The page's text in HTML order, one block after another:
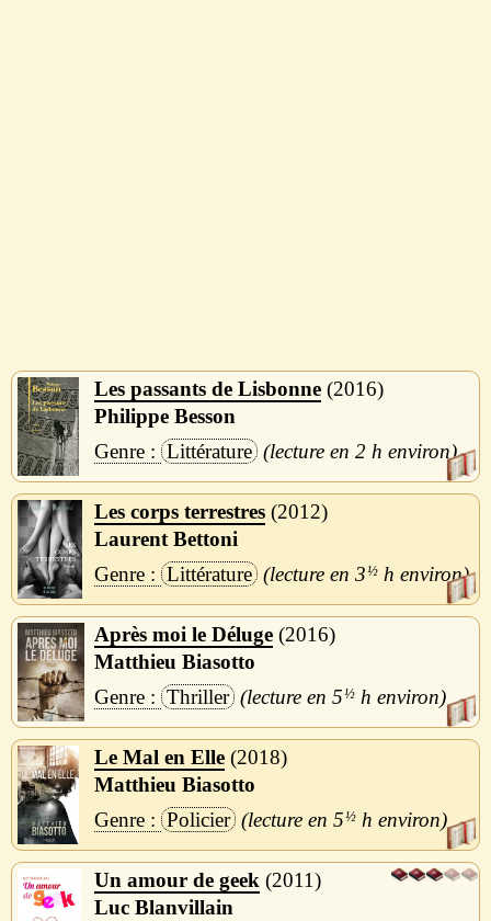
Les passants de Lisbonne 2016
Philippe Besson
Littérature
2 h
Les corps terrestres 2012
Laurent Bettoni
Littérature
3½ h
Après moi le Déluge 2016
Matthieu Biasotto
Thriller
5½ h
Le Mal en Elle 2018
Matthieu Biasotto
Policier
5½ h
Un amour de geek
2011
Luc Blanvillain